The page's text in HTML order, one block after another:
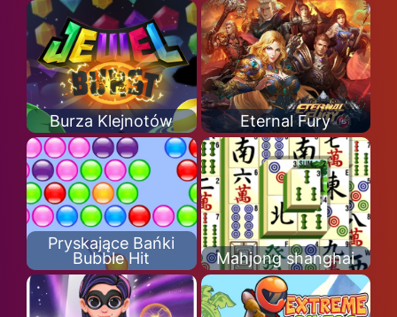
Burza Klejnotów Eternal Fury
Pryskające Bańki
Bubble Hit
Mahjong shanghai